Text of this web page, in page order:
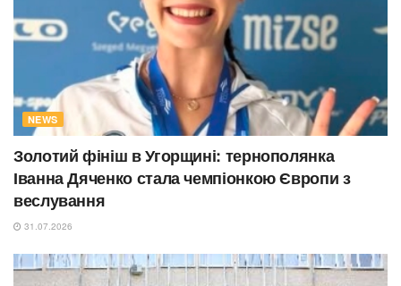
NEWS
Золотий фініш в Угорщині: тернополянка
Іванна Дяченко стала чемпіонкою Європи з
веслування
31.07.2026